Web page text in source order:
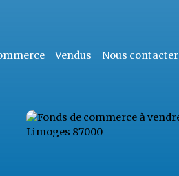
Vendus Nous contacter